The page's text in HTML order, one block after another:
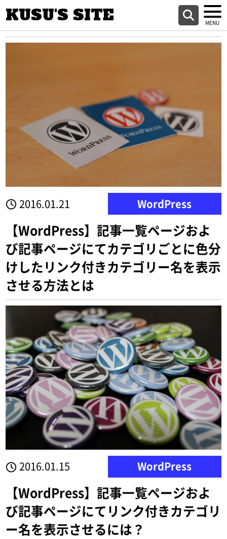
KUSU'S SITE
2016.01.21 WordPress
【WordPress】記事一覧ページおよ
び記事ページにてカテゴリごとに色分
けしたリンク付きカテゴリー名を表示
させる方法とは
2016.01.15 WordPress
【WordPress】記事一覧ページおよ
び記事ページにてリンク付きカテゴリ
ー名を表示させるには？